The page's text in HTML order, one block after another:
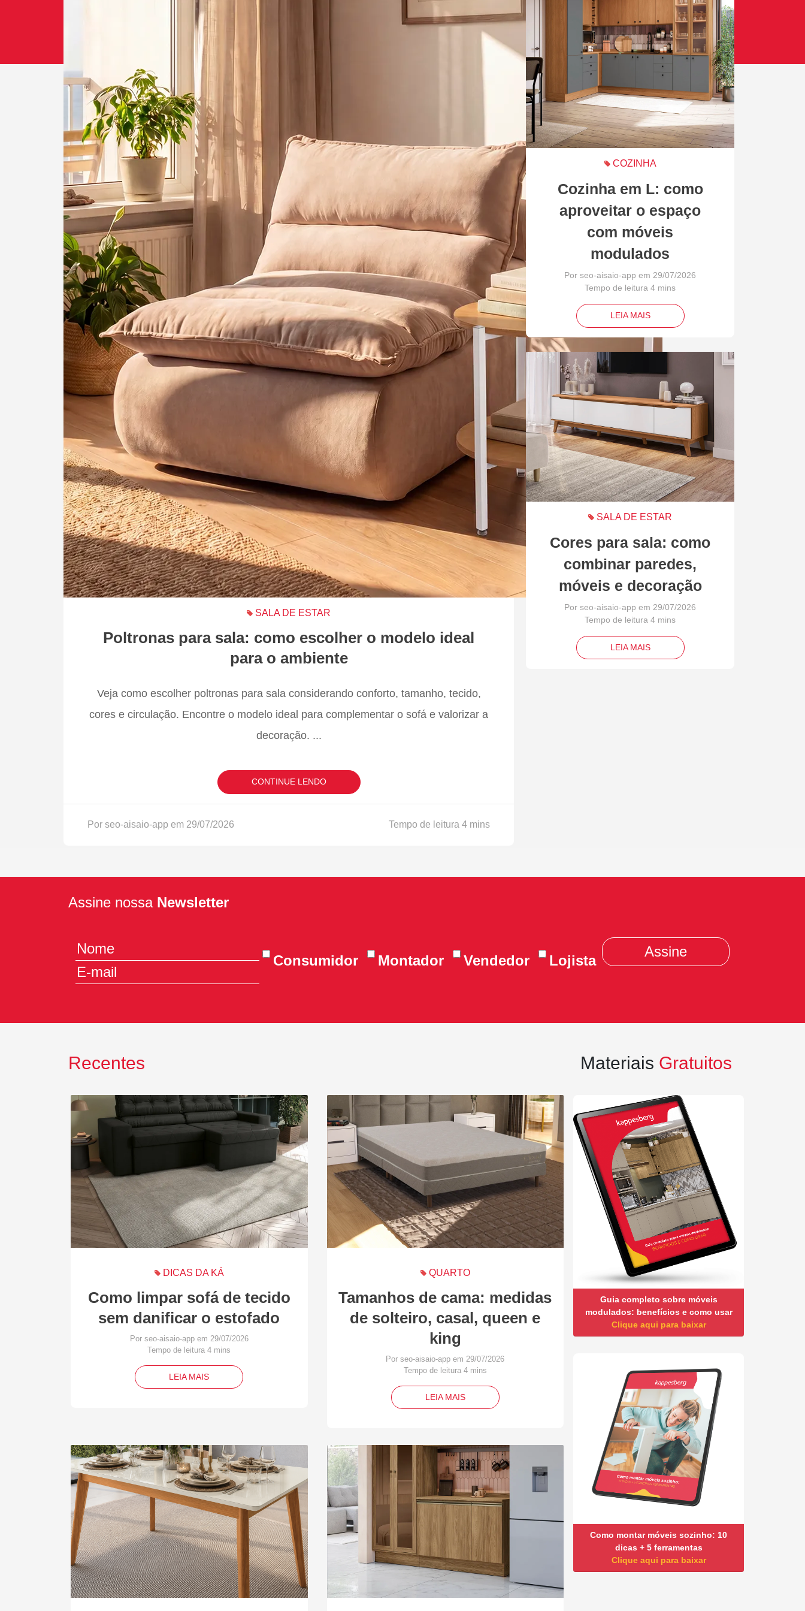
SALA DE ESTAR
Poltronas para sala: como escolher o modelo ideal
para o ambiente
Veja como escolher poltronas para sala considerando conforto, tamanho, tecido,
cores e circulação. Encontre o modelo ideal para complementar o sofá e valorizar a
decoração. ...
CONTINUE LENDO
Por seo-aisaio-app em 29/07/2026
COZINHA
Cozinha em L: como
aproveitar o espaço
com móveis
modulados
Por seo-aisaio-app em 29/07/2026
LEIA MAIS
SALA DE ESTAR
Cores para sala: como
combinar paredes,
móveis e decoração
Por seo-aisaio-app em 29/07/2026
LEIA MAIS
Assine nossa Newsletter
Consumidor Montador Vendedor Lojista
Recentes
DICAS DA KÁ
Como limpar sofá de tecido
sem danificar o estofado
Por seo-aisaio-app em 29/07/2026
LEIA MAIS
QUARTO
Tamanhos de cama: medidas
de solteiro, casal, queen e
king
Por seo-aisaio-app em 29/07/2026
LEIA MAIS
Materiais Gratuitos
Guia completo sobre móveis
modulados: benefícios e como usar
Clique aqui para baixar
Como montar móveis sozinho: 10
dicas + 5 ferramentas
Clique aqui para baixar